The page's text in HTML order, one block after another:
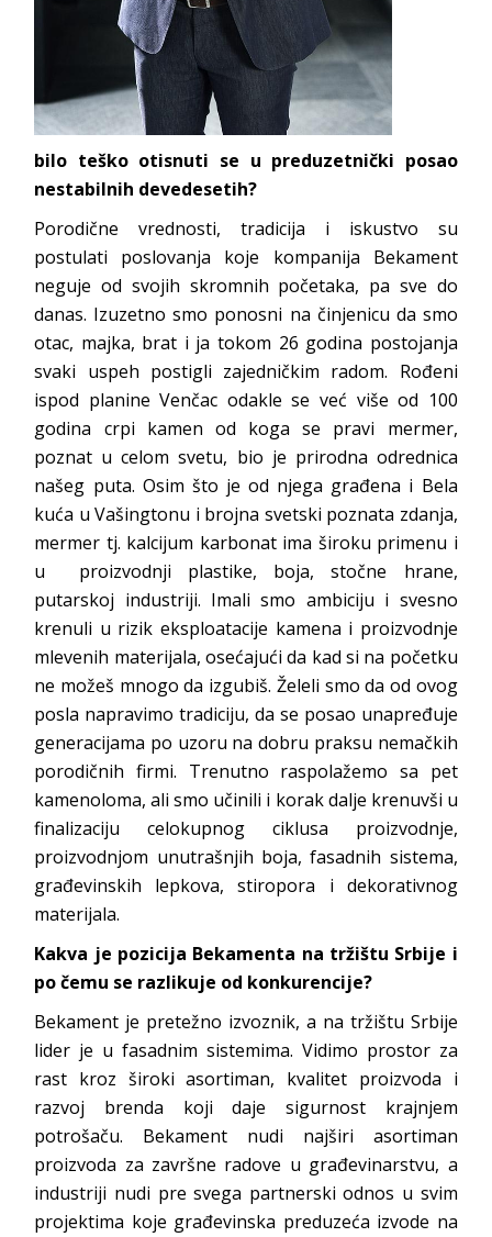
bilo teško otisnuti se u preduzetnički posao
nestabilnih devedesetih?
Porodične vrednosti, tradicija i iskustvo su
postulati poslovanja koje kompanija Bekament
neguje od svojih skromnih početaka, pa sve do
danas. Izuzetno smo ponosni na činjenicu da smo
otac, majka, brat i ja tokom 26 godina postojanja
svaki uspeh postigli zajedničkim radom. Rođeni
ispod planine Venčac odakle se već više od 100
godina crpi kamen od koga se pravi mermer,
poznat u celom svetu, bio je prirodna odrednica
našeg puta. Osim što je od njega građena i Bela
kuća u Vašingtonu i brojna svetski poznata zdanja,
mermer tj. kalcijum karbonat ima široku primenu i
u proizvodnji plastike, boja, stočne hrane,
putarskoj industriji. Imali smo ambiciju i svesno
krenuli u rizik eksploatacije kamena i proizvodnje
mlevenih materijala, osećajući da kad si na početku
ne možeš mnogo da izgubiš. Želeli smo da od ovog
posla napravimo tradiciju, da se posao unapređuje
generacijama po uzoru na dobru praksu nemačkih
porodičnih firmi. Trenutno raspolažemo sa pet
kamenoloma, ali smo učinili i korak dalje krenuvši u
finalizaciju celokupnog ciklusa proizvodnje,
proizvodnjom unutrašnjih boja, fasadnih sistema,
građevinskih lepkova, stiropora i dekorativnog
materijala.
Kakva je pozicija Bekamenta na tržištu Srbije i
po čemu se razlikuje od konkurencije?
Bekament je pretežno izvoznik, a na tržištu Srbije
lider je u fasadnim sistemima. Vidimo prostor za
rast kroz široki asortiman, kvalitet proizvoda i
razvoj brenda koji daje sigurnost krajnjem
potrošaču. Bekament nudi najširi asortiman
proizvoda za završne radove u građevinarstvu, a
industriji nudi pre svega partnerski odnos u svim
projektima koje građevinska preduzeća izvode na